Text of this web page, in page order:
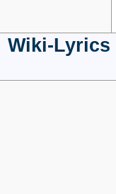
Wiki-Lyrics